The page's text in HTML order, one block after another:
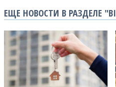
ЕЩЕ НОВОСТИ В РАЗДЕЛЕ